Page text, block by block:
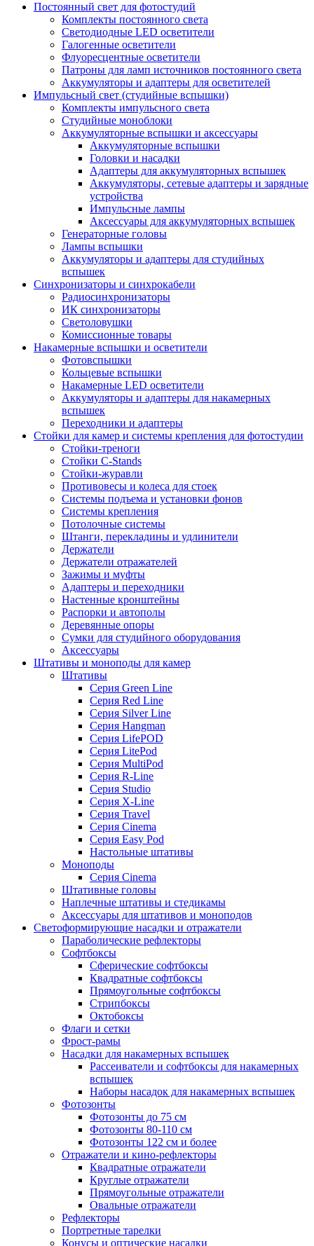
Постоянный свет для фотостудий
Комплекты постоянного света
Светодиодные LED осветители
Галогенные осветители
Флуоресцентные осветители
Патроны для ламп источников постоянного света
Аккумуляторы и адаптеры для осветителей
Импульсный свет (студийные вспышки)
Комплекты импульсного света
Студийные моноблоки
Аккумуляторные вспышки и аксессуары
Аккумуляторные вспышки
Головки и насадки
Адаптеры для аккумуляторных вспышек
Аккумуляторы, сетевые адаптеры и зарядные
устройства
Импульсные лампы
Аксессуары для аккумуляторных вспышек
Генераторные головы
Лампы вспышки
Аккумуляторы и адаптеры для студийных
вспышек
Синхронизаторы и синхрокабели
Радиосинхронизаторы
ИК синхронизаторы
Светоловушки
Комиссионные товары
Накамерные вспышки и осветители
Фотовспышки
Кольцевые вспышки
Накамерные LED осветители
Аккумуляторы и адаптеры для накамерных
вспышек
Переходники и адаптеры
Стойки для камер и системы крепления для фотостудии
Стойки-треноги
Стойки C-Stands
Стойки-журавли
Противовесы и колеса для стоек
Системы подъема и установки фонов
Системы крепления
Потолочные системы
Штанги, перекладины и удлинители
Держатели
Держатели отражателей
Зажимы и муфты
Адаптеры и переходники
Настенные кронштейны
Распорки и автополы
Деревянные опоры
Сумки для студийного оборудования
Аксессуары
Штативы и моноподы для камер
Штативы
Серия Green Line
Серия Red Line
Серия Silver Line
Серия Hangman
Серия LifePOD
Серия LitePod
Серия MultiPod
Серия R-Line
Серия Studio
Серия X-Line
Серия Travel
Серия Cinema
Серия Easy Pod
Настольные штативы
Моноподы
Серия Cinema
Штативные головы
Наплечные штативы и стедикамы
Аксессуары для штативов и моноподов
Светоформирующие насадки и отражатели
Параболические рефлекторы
Софтбоксы
Сферические софтбоксы
Квадратные софтбоксы
Прямоугольные софтбоксы
Стрипбоксы
Октобоксы
Флаги и сетки
Фрост-рамы
Насадки для накамерных вспышек
Рассеиватели и софтбоксы для накамерных
вспышек
Наборы насадок для накамерных вспышек
Фотозонты
Фотозонты до 75 см
Фотозонты 80-110 см
Фотозонты 122 см и более
Отражатели и кино-рефлекторы
Квадратные отражатели
Круглые отражатели
Прямоугольные отражатели
Овальные отражатели
Рефлекторы
Портретные тарелки
Конусы и оптические насадки